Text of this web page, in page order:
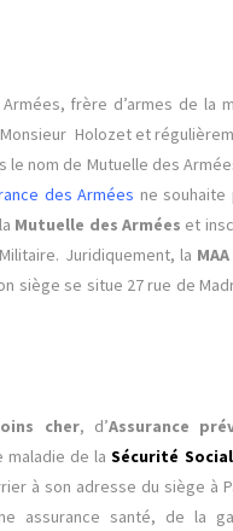
frère d’armes de la
Holozet et
le nom de Mutuelle des
des Armées ne
Mutuelle des Armées et
Juridiquement, la
siège se situe 27 rue de
cher, d’Assurance
maladie de laSécurité
à son adresse du siège à
une assurance santé, de